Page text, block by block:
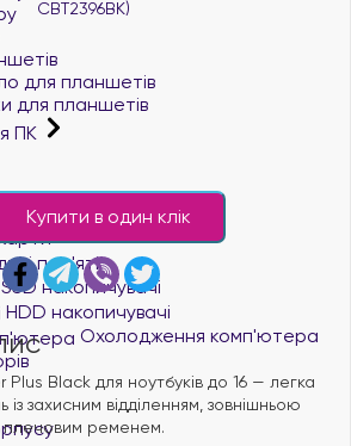
для планшетів
для планшетів
ПК
Материнські плати
пам'яті
SSD накопичувачі
HDD накопичувачі
Охолодження комп'ютера
Купити в один клік
Black для ноутбуків до 16 — легка
захисним відділенням, зовнішньою
ременем.